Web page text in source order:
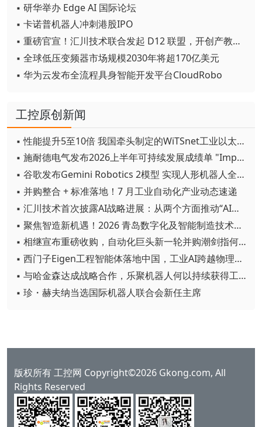
▪ 研华举办 Edge AI 国际论坛
▪ 卡诺普机器人冲刺港股IPO
▪ 重磅官宣！汇川技术联合发起 D12 联盟，开创产教融合新范式
▪ 全球低压变频器市场规模2030年将超170亿美元
▪ 华为云发布全流程具身智能开发平台CloudRobo
工控原创新闻
▪ 性能提升5至10倍 我国牵头制定的WiTSnet工业以太网国际标准正式发布
▪ 施耐德电气发布2026上半年可持续发展成绩单 "Impact 2030"路线图开局稳健
▪ 谷歌发布Gemini Robotics 2模型 实现人形机器人全身智能控制突破
▪ 并购整合 + 标准落地！7 月工业自动化产业动态速递
▪ 汇川技术首次披露AI战略进展：从两个方面推动“AI业务化”落地
▪ 聚焦智造新机遇！2026 青岛数字化及智能制造技术论坛圆满落幕
▪ 相继宣布重磅收购，自动化巨头新一轮并购潮剑指何方？
▪ 西门子Eigen工程智能体落地中国，工业AI跨越物理世界“确定性”拐点
▪ 与哈金森达成战略合作，乐聚机器人何以持续获得工业巨头青睐？
▪ 珍・赫夫纳当选国际机器人联合会新任主席
版权所有 工控网 Copyright©2026 Gkong.com, All
Rights Reserved